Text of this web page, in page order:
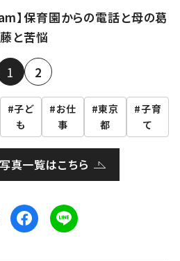
】保育園からの電話と母の葛
藤と苦悩
1 2
子ど
も
お仕
事
東京
都
子育
て
真一覧はこちら